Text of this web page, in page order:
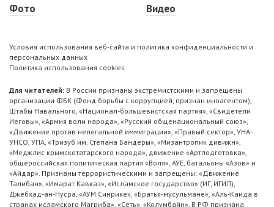
Фото
Видео
Условия использования веб-сайта и политика конфиденциальности и
персональных данных
Политика использования cookies
Для читателей: В России признаны экстремистскими и запрещены
организации ФБК (Фонд борьбы с коррупцией, признан иноагентом),
Штабы Навального, «Национал-большевистская партия», «Свидетели
Иеговы», «Армия воли народа», «Русский общенациональный союз»,
«Движение против нелегальной иммиграции», «Правый сектор», УНА-
УНСО, УПА, «Тризуб им. Степана Бандеры», «Мизантропик дивижн»,
«Меджлис крымскотатарского народа», движение «Артподготовка»,
общероссийская политическая партия «Воля», АУЕ, батальоны «Азов» и
«Айдар». Признаны террористическими и запрещены: «Движение
Талибан», «Имарат Кавказ», «Исламское государство» (ИГ, ИГИЛ),
Джебхад-ан-Нусра, «АУМ Синрике», «Братья-мусульмане», «Аль-Каида в
странах исламского Магриба», «Сеть», «Колумбайн». В РФ признана